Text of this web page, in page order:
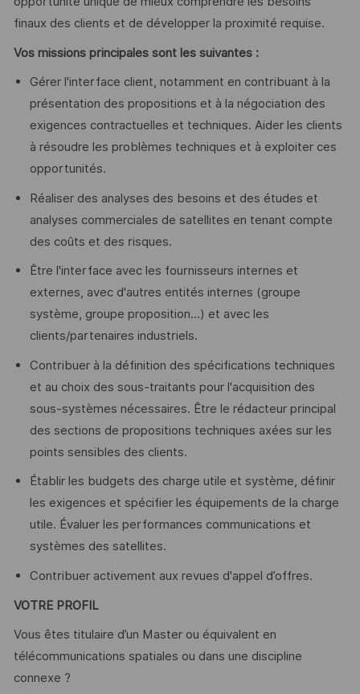
finaux des clients et de développer la proximité requise.
Vos missions principales sont les suivantes :
Gérer l'interface client, notamment en contribuant à la
présentation des propositions et à la négociation des
exigences contractuelles et techniques. Aider les clients
à résoudre les problèmes techniques et à exploiter ces
opportunités.
Réaliser des analyses des besoins et des études et
analyses commerciales de satellites en tenant compte
des coûts et des risques.
Être l'interface avec les fournisseurs internes et
externes, avec d'autres entités internes (groupe
système, groupe proposition…) et avec les
clients/partenaires industriels.
Contribuer à la définition des spécifications techniques
et au choix des sous-traitants pour l'acquisition des
sous-systèmes nécessaires. Être le rédacteur principal
des sections de propositions techniques axées sur les
points sensibles des clients.
Établir les budgets des charge utile et système, définir
les exigences et spécifier les équipements de la charge
utile. Évaluer les performances communications et
systèmes des satellites.
Contribuer activement aux revues d'appel d’offres.
VOTRE PROFIL
Vous êtes titulaire d’un Master ou équivalent en
télécommunications spatiales ou dans une discipline
connexe ?